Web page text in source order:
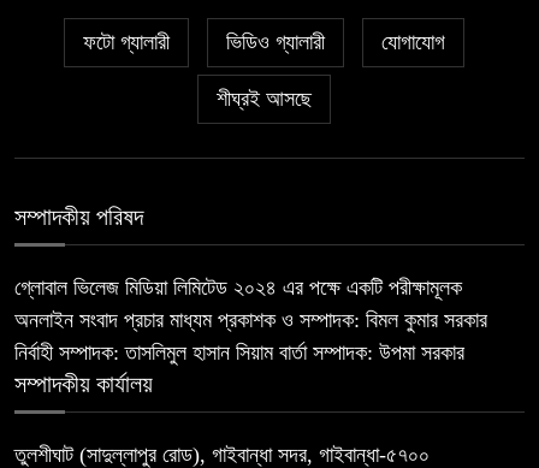
ফটো গ্যালারী ভিডিও গ্যালারী যোগাযোগ
শীঘ্রই আসছে
সম্পাদকীয় পরিষদ
গ্লোবাল ভিলেজ মিডিয়া লিমিটেড ২০২৪ এর পক্ষে একটি পরীক্ষামূলক
অনলাইন সংবাদ প্রচার মাধ্যম প্রকাশক ও সম্পাদক: বিমল কুমার সরকার
নির্বাহী সম্পাদক: তাসলিমুল হাসান সিয়াম বার্তা সম্পাদক: উপমা সরকার
সম্পাদকীয় কার্যালয়
তুলশীঘাট (সাদুল্লাপুর রোড), গাইবান্ধা সদর, গাইবান্ধা-৫৭০০